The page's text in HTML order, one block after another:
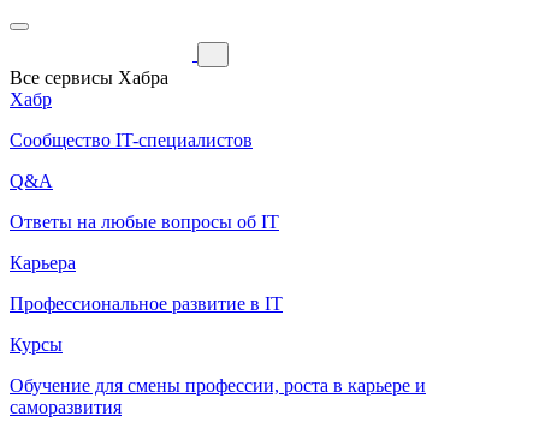
Все сервисы Хабра
Хабр
Сообщество IT-специалистов
Q&A
Ответы на любые вопросы об IT
Карьера
Профессиональное развитие в IT
Курсы
Обучение для смены профессии, роста в карьере и
саморазвития